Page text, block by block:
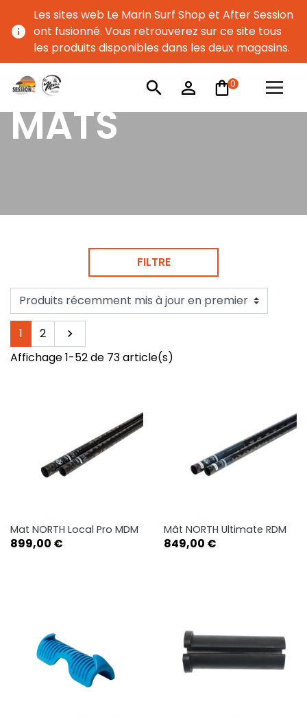
info
Les sites web Le Marin Surf Shop et After Session
ont fusionné. Vous retrouverez sur ce site tous
les produits disponibles dans les deux magasins.
search person_outline 0
MATS
FILTRE
1 2 Suivant

Affichage 1-52 de 73 article(s)
Mat NORTH Local Pro MDM
Prix
899,00 €
Mât NORTH Ultimate RDM
Prix
849,00 €